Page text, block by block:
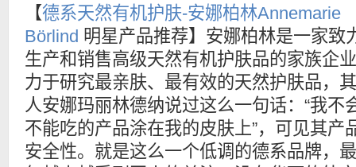
【德系天然有机护肤-安娜柏林Annemarie
Börlind 明星产品推荐】安娜柏林是一家致
生产和销售高级天然有机护肤品的家族企
力于研究最亲肤、最有效的天然护肤品，
人安娜玛丽林德纳说过这么一句话：“我不
不能吃的产品涂在我的皮肤上”，可见其产
安全性。就是这么一个低调的德系品牌，